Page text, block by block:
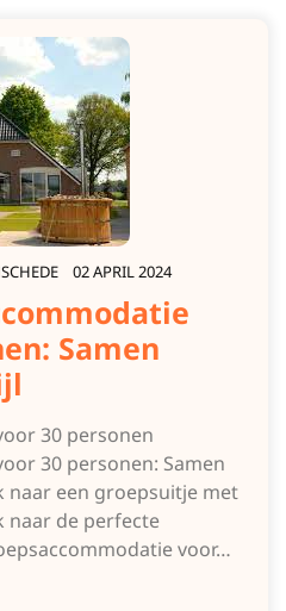
02 APRIL 2024
Samen
30 personen
30 personen: Samen
naar een groepsuitje met
naar de perfecte
voor…